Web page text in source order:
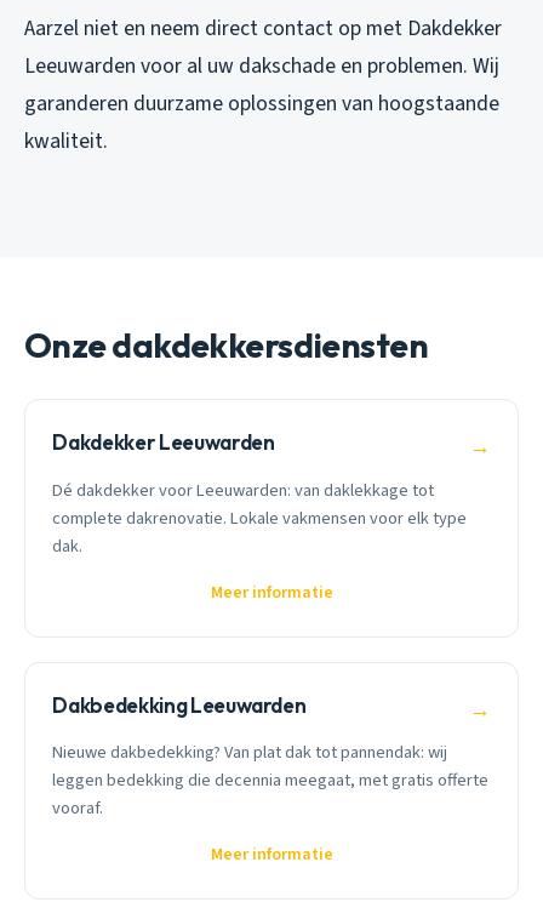
Aarzel niet en neem direct contact op met Dakdekker
Leeuwarden voor al uw dakschade en problemen. Wij
garanderen duurzame oplossingen van hoogstaande
kwaliteit.
Onze dakdekkersdiensten
Dakdekker Leeuwarden →
Dé dakdekker voor Leeuwarden: van daklekkage tot
complete dakrenovatie. Lokale vakmensen voor elk type
dak.
Meer informatie
Dakbedekking Leeuwarden →
Nieuwe dakbedekking? Van plat dak tot pannendak: wij
leggen bedekking die decennia meegaat, met gratis offerte
vooraf.
Meer informatie